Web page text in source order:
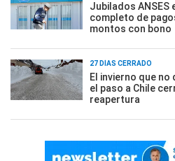
Jubilados ANSES
completo de
montos con bono
27 DÍAS CERRADO
El invierno que no
el paso a Chile
reapertura